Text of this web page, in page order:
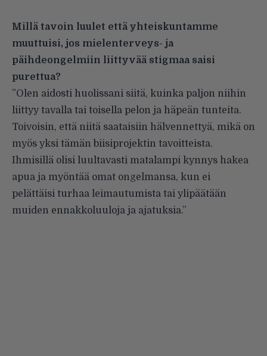
Millä tavoin luulet että yhteiskuntamme
muuttuisi, jos mielenterveys- ja
päihdeongelmiin liittyvää stigmaa saisi
purettua?
”Olen aidosti huolissani siitä, kuinka paljon niihin
liittyy tavalla tai toisella pelon ja häpeän tunteita.
Toivoisin, että niitä saataisiin hälvennettyä, mikä on
myös yksi tämän biisiprojektin tavoitteista.
Ihmisillä olisi luultavasti matalampi kynnys hakea
apua ja myöntää omat ongelmansa, kun ei
pelättäisi turhaa leimautumista tai ylipäätään
muiden ennakkoluuloja ja ajatuksia.”